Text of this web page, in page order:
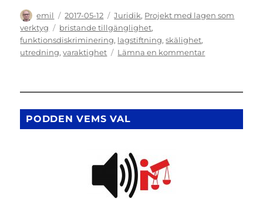
Författare
emil
Publicerat
den
2017-05-12 Kategorier
Juridik, Projekt med lagen som
verktyg
Etiketter
bristande tillgänglighet,
funktionsdiskriminering, lagstiftning,skälighet,
utredning,varaktighet Lämna en kommentartill
PODDEN VEMS VAL